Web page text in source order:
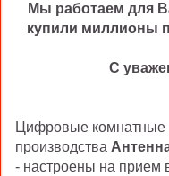
Мы работаем для
купили миллионы
С
Цифровые комнатные
производства
- настроены на прием